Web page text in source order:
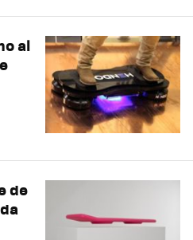
al
de